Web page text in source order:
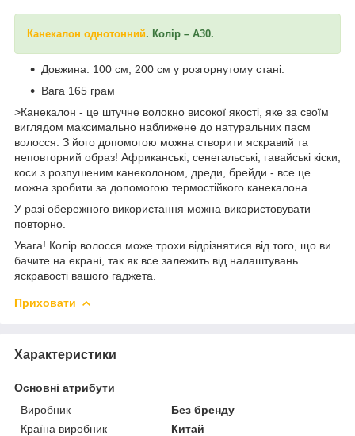
Канекалон однотонний. Колір – А30.
Довжина: 100 см, 200 см у розгорнутому стані.
Вага 165 грам
>Канекалон - це штучне волокно високої якості, яке за своїм
виглядом максимально наближене до натуральних пасм
волосся. З його допомогою можна створити яскравий та
неповторний образ! Африканські, сенегальські, гавайські кіски,
коси з розпушеним канеколоном, дреди, брейди - все це
можна зробити за допомогою термостійкого канекалона.
У разі обережного використання можна використовувати
повторно.
Увага! Колір волосся може трохи відрізнятися від того, що ви
бачите на екрані, так як все залежить від налаштувань
яскравості вашого гаджета.
Приховати
Характеристики
Основні атрибути
Виробник
Без бренду
Країна виробник
Китай